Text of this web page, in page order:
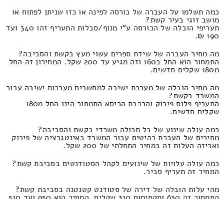
כמה תשלמו על העברה של כורסה לפינה או כזו שניתן לפתוח או
מושב זוגי בעיר קשת?
תעריפי הובלה של הכורסה ע"י מנוף/סבלות התעריף זהו 340 ועד
190 ₪.
מה מחיר העברה של שידת ספרים עשוי מעץ בקשת והסביבה?
התמחור הוא החל ב160 וזה מגיע עד 200 שקל. המחירון זה החל
מ180 שקלים חדשים.
מה מחיר הובלה של מערכת ישיבה למחשבים מערכות ישיבה עבור
המשרד בקשת?
התעריף פלוס פירוק והרכבת הכיסא התמחור הינו החל מ180
שקלים חדשים.
כמה עולה שינוע של כל תכולה משרדי בקשת והסביבה?
מחירים של העברת רהיטים עבור המשרד באינטגרציה של פירוק
ואריזה העלות זה במחיר התחלתי של 200 שקל.
כמה עולה עלויות של שינועים לקהל הסטודנטים בסביבת קשת?
המחיר זה תעריף סביר.
מהי עלות הובלה של דירה של סטודנט קטנטנה בסביבת קשת?